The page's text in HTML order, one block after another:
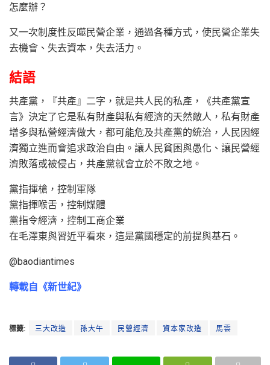
怎麼辦？
又一次制度性反噬民營企業，通過各種方式，使民營企業失
去機會、失去資本，失去活力。
結語
共產黨，『共產』二字，就是共人民的私產，《共產黨宣
言》決定了它是私有財產與私有經濟的天然敵人，私有財產
增多與私營經濟做大，都可能危及共產黨的統治，人民因經
濟獨立進而會追求政治自由。讓人民貧困與愚化、讓民營經
濟敗落或被侵占，共產黨就會立於不敗之地。
黨指揮槍，控制軍隊
黨指揮喉舌，控制媒體
黨指令經濟，控制工商企業
在毛澤東與習近平看來，這是黨國穩定的前提與基石。
@baodiantimes
轉載自《新世紀》
標籤: 三大改造 孫大午 民營經濟 資本家改造 馬雲